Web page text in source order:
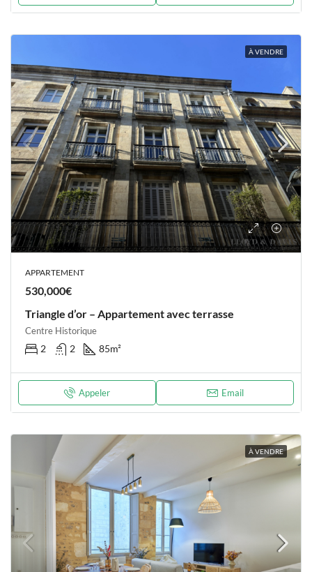
À VENDRE
APPARTEMENT
530,000€
Triangle d’or – Appartement avec terrasse
Centre Historique
2 2 85m²
Appeler Email
À VENDRE